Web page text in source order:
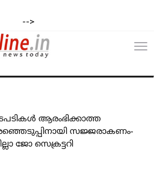
-->
ആരംഭിക്കാത്ത
സജ്ജരാകണം-
ജോ സെക്രട്ടറി